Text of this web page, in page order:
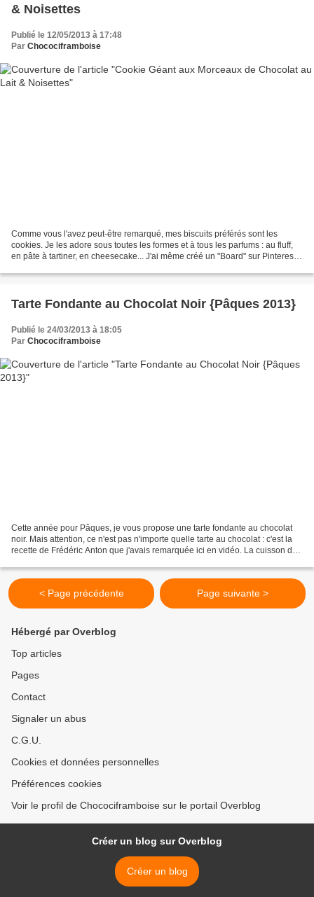
& Noisettes
Publié le 12/05/2013 à 17:48
Par Chocociframboise
Comme vous l'avez peut-être remarqué, mes biscuits préférés sont les
cookies. Je les adore sous toutes les formes et à tous les parfums : au fluff,
en pâte à tartiner, en cheesecake... J'ai même créé un "Board" sur Pinterest
Tarte Fondante au Chocolat Noir {Pâques 2013}
Publié le 24/03/2013 à 18:05
Par Chocociframboise
Cette année pour Pâques, je vous propose une tarte fondante au chocolat
noir. Mais attention, ce n'est pas n'importe quelle tarte au chocolat : c'est la
recette de Frédéric Anton que j'avais remarquée ici en vidéo. La cuisson de
< Page précédente Page suivante >
Hébergé par Overblog
Top articles
Pages
Contact
Signaler un abus
C.G.U.
Cookies et données personnelles
Préférences cookies
Voir le profil de Chocociframboise sur le portail Overblog
Créer un blog sur Overblog
Créer un blog